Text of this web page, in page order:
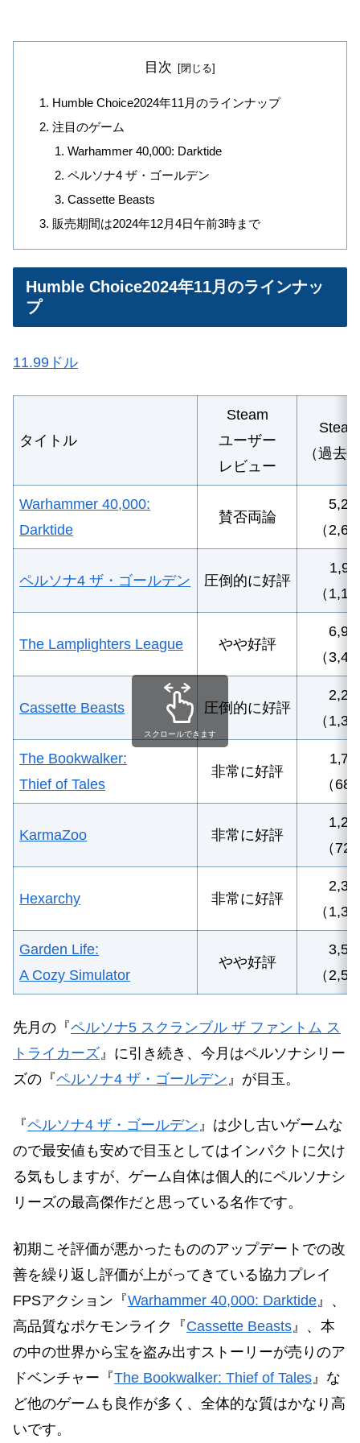
目次
Humble Choice2024年11月のラインナップ
注目のゲーム
Warhammer 40,000: Darktide
ペルソナ4 ザ・ゴールデン
Cassette Beasts
販売期間は2024年12月4日午前3時まで
Humble Choice2024年11月のラインナッ
プ
11.99ドル
タイトル
Steam
ユーザー
レビュー
（過去
Warhammer 40,000:
Darktide
賛否両論
（
ペルソナ4 ザ・ゴールデン 圧倒的に好評
（
The Lamplighters League やや好評
（
Cassette Beasts 圧倒的に好評
（
The Bookwalker:
Thief of Tales
非常に好評
1,
（
KarmaZoo 非常に好評
（
Hexarchy 非常に好評
（
Garden Life:
A Cozy Simulator
やや好評
（
スクロールできます
先月の『ペルソナ5 スクランブル ザ ファントム ス
トライカーズ』に引き続き、今月はペルソナシリー
ズの『ペルソナ4 ザ・ゴールデン』が目玉。
『ペルソナ4 ザ・ゴールデン』は少し古いゲームな
ので最安値も安めで目玉としてはインパクトに欠け
る気もしますが、ゲーム自体は個人的にペルソナシ
リーズの最高傑作だと思っている名作です。
初期こそ評価が悪かったもののアップデートでの改
善を繰り返し評価が上がってきている協力プレイ
FPSアクション『Warhammer 40,000: Darktide 』、
高品質なポケモンライク『Cassette Beasts 』、本
の中の世界から宝を盗み出すストーリーが売りのア
ドベンチャー『The Bookwalker: Thief of Tales 』な
ど他のゲームも良作が多く、全体的な質はかなり高
いです。